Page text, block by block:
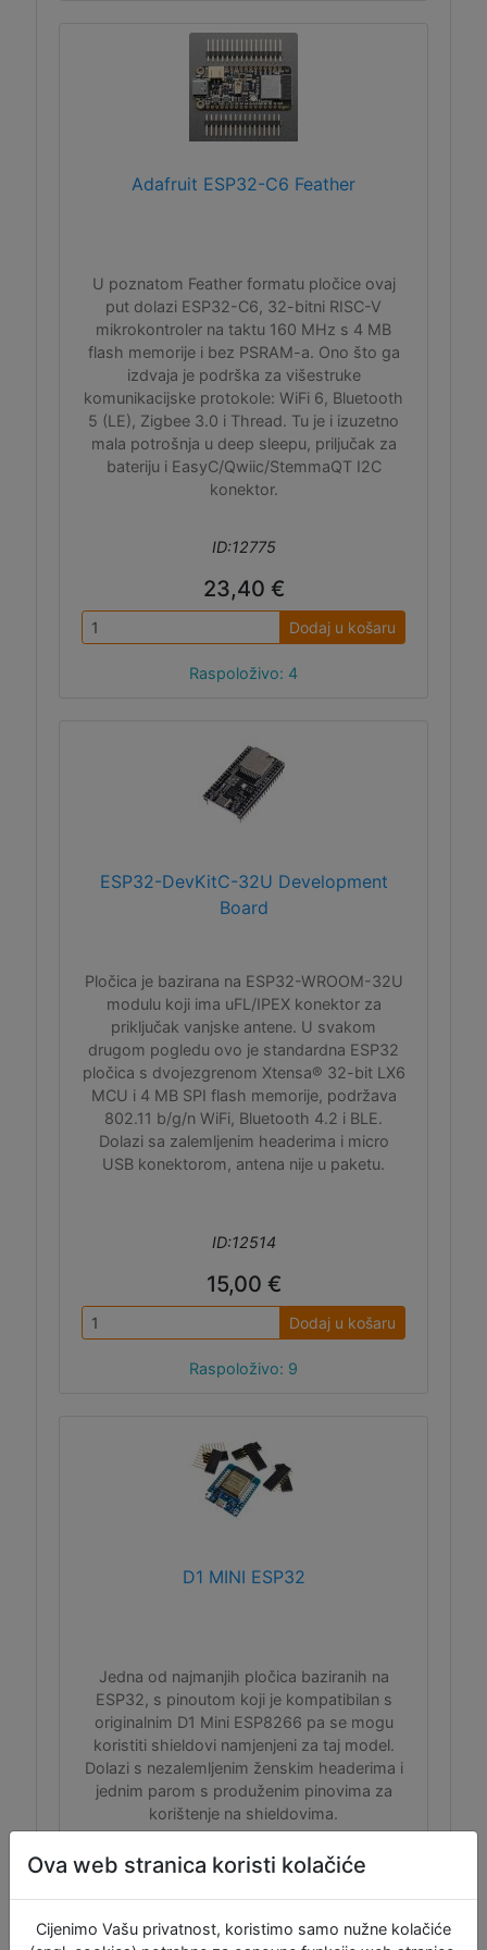
Adafruit ESP32-C6 Feather
U poznatom Feather formatu pločice ovaj
put dolazi ESP32-C6, 32-bitni RISC-V
mikrokontroler na taktu 160 MHz s 4 MB
flash memorije i bez PSRAM-a. Ono što ga
izdvaja je podrška za višestruke
komunikacijske protokole: WiFi 6, Bluetooth
5 (LE), Zigbee 3.0 i Thread. Tu je i izuzetno
mala potrošnja u deep sleepu, priljučak za
bateriju i EasyC/Qwiic/StemmaQT I2C
konektor.
ID:12775
23,40 €
Dodaj u košaru
Raspoloživo: 4
ESP32-DevKitC-32U Development
Board
Pločica je bazirana na ESP32-WROOM-32U
modulu koji ima uFL/IPEX konektor za
priključak vanjske antene. U svakom
drugom pogledu ovo je standardna ESP32
pločica s dvojezgrenom Xtensa® 32-bit LX6
MCU i 4 MB SPI flash memorije, podržava
802.11 b/g/n WiFi, Bluetooth 4.2 i BLE.
Dolazi sa zalemljenim headerima i micro
USB konektorom, antena nije u paketu.
ID:12514
15,00 €
Dodaj u košaru
Raspoloživo: 9
D1 MINI ESP32
Jedna od najmanjih pločica baziranih na
ESP32, s pinoutom koji je kompatibilan s
originalnim D1 Mini ESP8266 pa se mogu
koristiti shieldovi namjenjeni za taj model.
Dolazi s nezalemljenim ženskim headerima i
jednim parom s produženim pinovima za
korištenje na shieldovima.
ID:11918
Ova web stranica koristi kolačiće
Cijenimo Vašu privatnost, koristimo samo nužne kolačiće